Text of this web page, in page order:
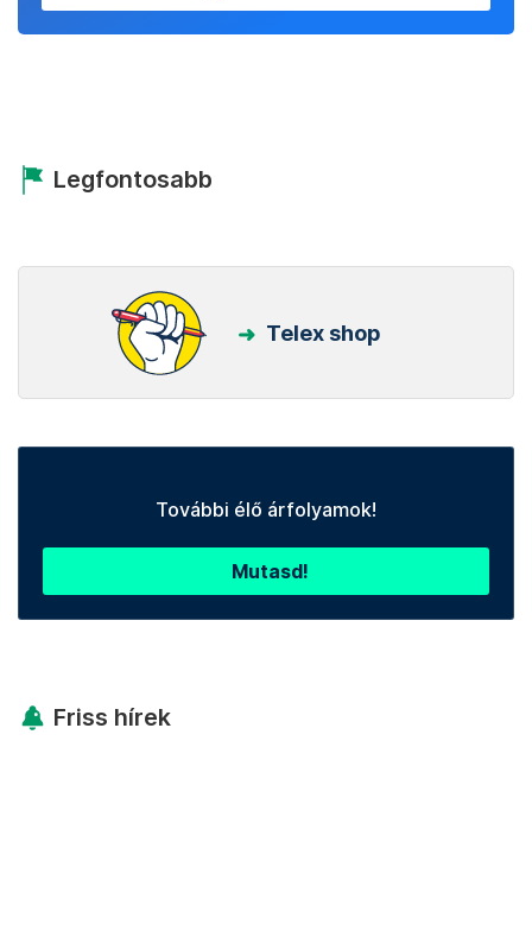
Legfontosabb
Telex shop
További élő árfolyamok!
Mutasd!
Friss hírek